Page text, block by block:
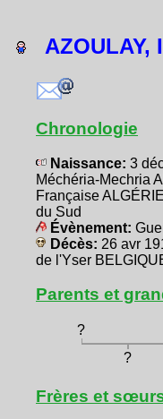
AZOULAY,
Chronologie
Naissance: 3
Méchéria-Mechria
Française
du Sud
Évènement:
Décès: 26 avr
de l'Yser
Parents et
?
?
Frères et